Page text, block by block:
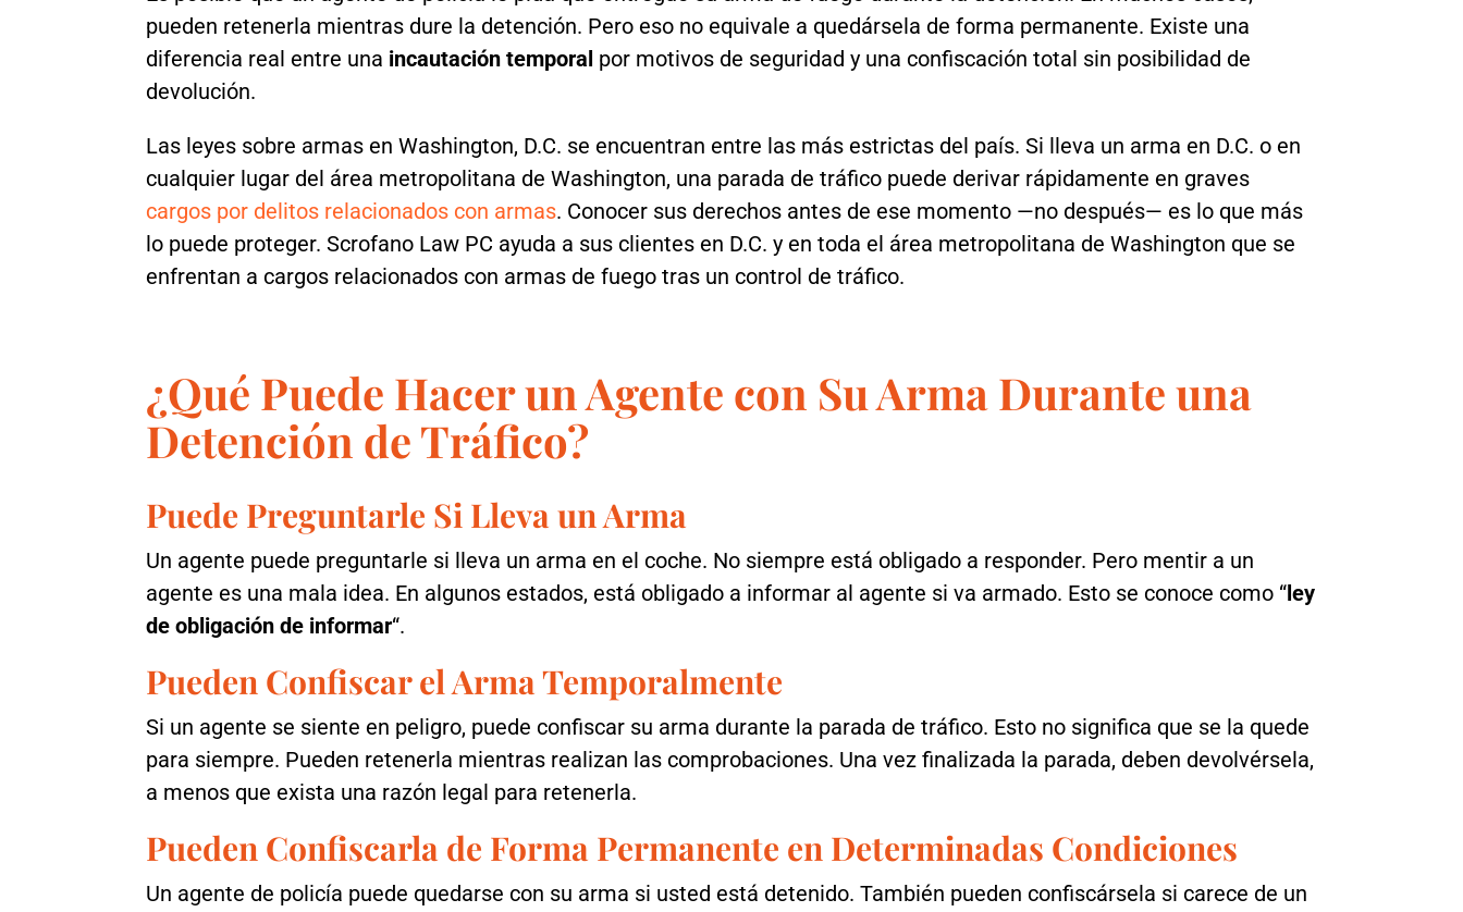
pueden retenerla mientras dure la detención. Pero eso no equivale a quedársela de forma permanente. Existe una
diferencia real entre una incautación temporal por motivos de seguridad y una confiscación total sin posibilidad de
devolución.
Las leyes sobre armas en Washington, D.C. se encuentran entre las más estrictas del país. Si lleva un arma en D.C. o en
cualquier lugar del área metropolitana de Washington, una parada de tráfico puede derivar rápidamente en graves
cargos por delitos relacionados con armas. Conocer sus derechos antes de ese momento —no después— es lo que más
lo puede proteger. Scrofano Law PC ayuda a sus clientes en D.C. y en toda el área metropolitana de Washington que se
enfrentan a cargos relacionados con armas de fuego tras un control de tráfico.
¿Qué Puede Hacer un Agente con Su Arma Durante una
Detención de Tráfico?
Puede Preguntarle Si Lleva un Arma
Un agente puede preguntarle si lleva un arma en el coche. No siempre está obligado a responder. Pero mentir a un
agente es una mala idea. En algunos estados, está obligado a informar al agente si va armado. Esto se conoce como “ley
de obligación de informar“.
Pueden Confiscar el Arma Temporalmente
Si un agente se siente en peligro, puede confiscar su arma durante la parada de tráfico. Esto no significa que se la quede
para siempre. Pueden retenerla mientras realizan las comprobaciones. Una vez finalizada la parada, deben devolvérsela,
a menos que exista una razón legal para retenerla.
Pueden Confiscarla de Forma Permanente en Determinadas Condiciones
Un agente de policía puede quedarse con su arma si usted está detenido. También pueden confiscársela si carece de un